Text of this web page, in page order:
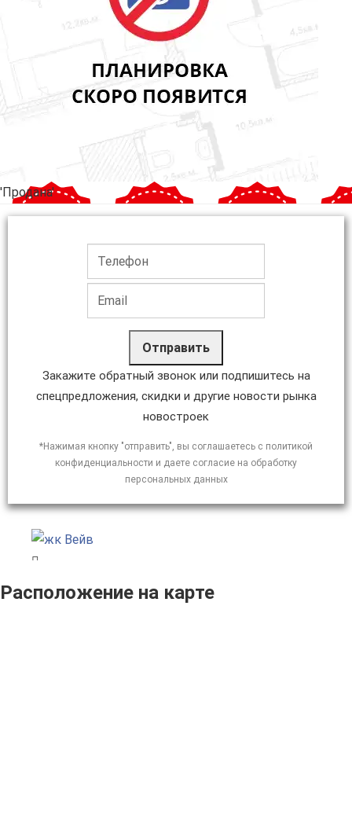
'Продана'
Отправить
Закажите обратный звонок или подпишитесь на
спецпредложения, скидки и другие новости рынка
новостроек
*Нажимая кнопку "отправить", вы соглашаетесь с политикой
конфиденциальности и даете согласие на обработку
персональных данных
Расположение на карте